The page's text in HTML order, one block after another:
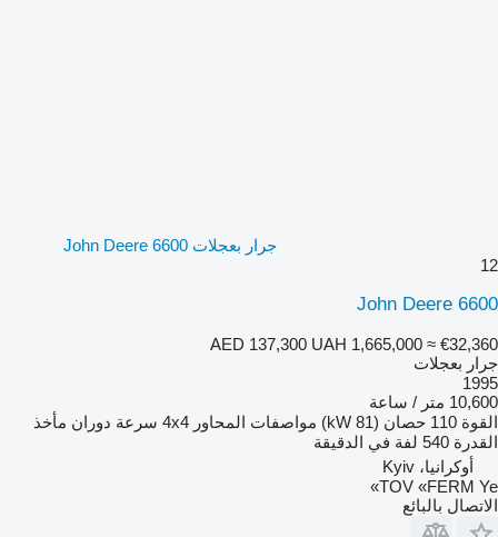
جرار بعجلات John Deere 6600
12
John Deere 6600
AED 137,300 UAH 1,665,000 ≈ €32,360
جرار بعجلات
1995
10,600 متر / ساعة
القوة 110 حصان (81 kW) مواصفات المحاور 4x4 سرعة دوران مأخذ
القدرة 540 لفة في الدقيقة
أوكرانيا، Kyiv
TOV «FERM Ye»
الاتصال بالبائع